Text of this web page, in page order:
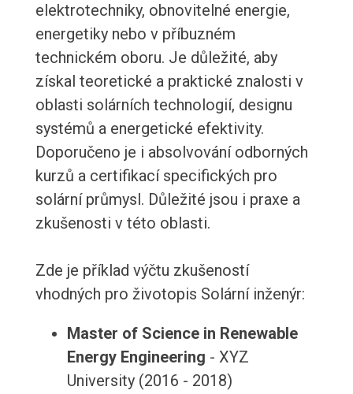
elektrotechniky, obnovitelné energie,
energetiky nebo v příbuzném
technickém oboru. Je důležité, aby
získal teoretické a praktické znalosti v
oblasti solárních technologií, designu
systémů a energetické efektivity.
Doporučeno je i absolvování odborných
kurzů a certifikací specifických pro
solární průmysl. Důležité jsou i praxe a
zkušenosti v této oblasti.
Zde je příklad výčtu zkušeností
vhodných pro životopis Solární inženýr:
Master of Science in Renewable
Energy Engineering - XYZ
University (2016 - 2018)